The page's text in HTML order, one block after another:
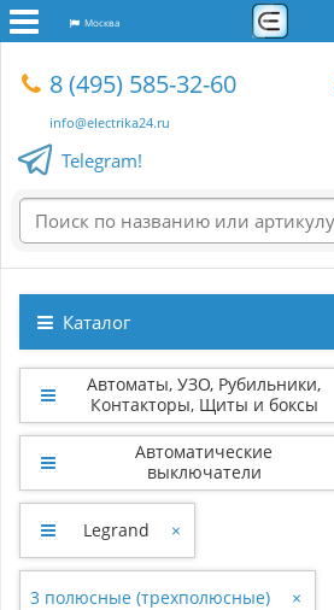
Москва
8 (495) 585-32-60
info@electrika24.ru
Telegram!
Каталог
Автоматы, УЗО, Рубильники,
Контакторы, Щиты и боксы
Автоматические
выключатели
Legrand ×
3 полюсные (трехполюсные) ×